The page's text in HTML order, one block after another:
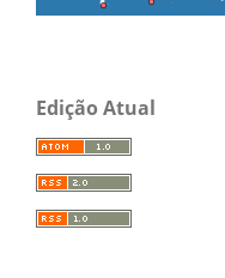
Edição Atual